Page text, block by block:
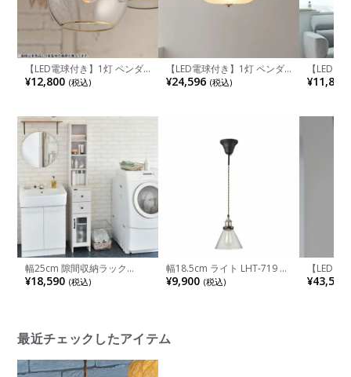
【LED電球付き】1灯 ペンダ
ントライト ポメリー ガラス
ライト 吊り下げ 照明 インテ
ダイニング クリア
¥12,800 (税込)
【LED電球付き】1灯 ペンダ
ントライト パルカノ ガラス
ライト 吊り下げ 照明 インテ
¥24,596 (税込)
【LED電
ライト 1
グライト
ック ホワ
¥11,880
幅25cm 隙間収納ラック
DOLLY ランドリーラック 隙
間ラック 収納 引き出し
¥18,590 (税込)
幅18.5cm ライト LHT-719 ブ
ルックリンスタイル リビング
ダイニング キッチン LHT-
¥9,900 (税込)
【LED電
ントライ
ト 吊り下
¥43,516
最近チェックしたアイテム